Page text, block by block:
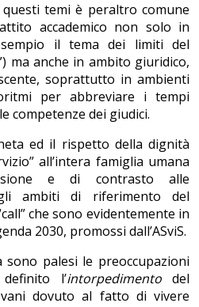
temi è peraltro comune
accademico non solo in
il tema dei limiti del
ma anche in ambito giuridico,
soprattutto in ambienti
per abbreviare i tempi
competenze dei giudici.
ed il rispetto della dignità
all’intera famiglia umana
e di contrasto alle
ambiti di riferimento del
che sono evidentemente in
2030, promossi dall’ASviS.
sono palesi le preoccupazioni
l’intorpedimentodel
dovuto al fatto di vivere